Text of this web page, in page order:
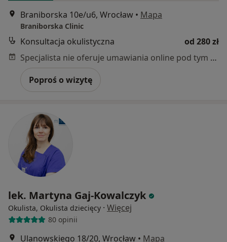
Braniborska 10e/u6, Wrocław • Mapa
Braniborska Clinic
Konsultacja okulistyczna
od 280 zł
Specjalista nie oferuje umawiania online pod tym adresem.
Poproś o wizytę
lek. Martyna Gaj-Kowalczyk
Okulista, Okulista dziecięcy · Więcej
80 opinii
Ulanowskiego 18/20, Wrocław • Mapa